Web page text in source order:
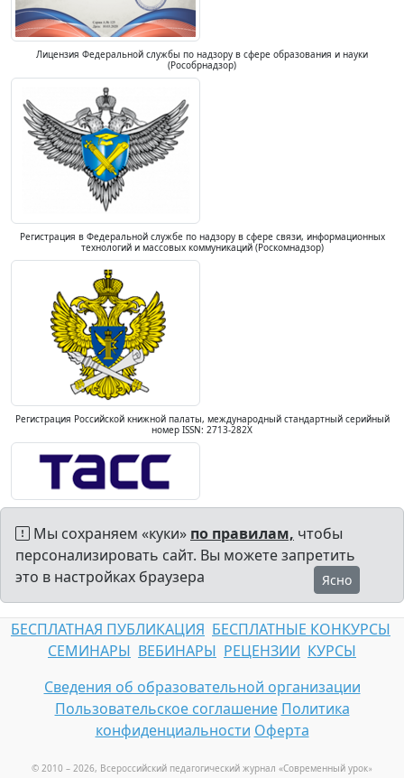
Лицензия Федеральной службы по надзору в сфере образования и науки
(Рособрнадзор)
Регистрация в Федеральной службе по надзору в сфере связи, информационных
технологий и массовых коммуникаций (Роскомнадзор)
Регистрация Российской книжной палаты, международный стандартный серийный
номер ISSN: 2713-282X
Мы сохраняем «куки» по правилам, чтобы
персонализировать сайт. Вы можете запретить
это в настройках браузера
Ясно
БЕСПЛАТНАЯ ПУБЛИКАЦИЯ БЕСПЛАТНЫЕ КОНКУРСЫ
СЕМИНАРЫ ВЕБИНАРЫ РЕЦЕНЗИИ КУРСЫ
Сведения об образовательной организации
Пользовательское соглашение Политика
конфиденциальности Оферта
© 2010 – 2026, Всероссийский педагогический журнал «Современный урок»